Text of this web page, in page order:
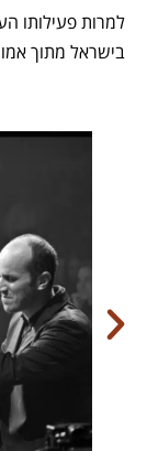
למרות פעילותו
בישראל מתוך